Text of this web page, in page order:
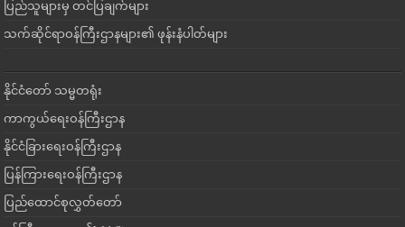
ပြည်သူများမှ တင်ပြချက်များ
သက်ဆိုင်ရာဝန်ကြီးဌာနများ၏ ဖုန်းနံပါတ်များ
နိုင်ငံတော် သမ္မတရုံး
ကာကွယ်ရေးဝန်ကြီးဌာန
နိုင်ငံခြားရေးဝန်ကြီးဌာန
ပြန်ကြားရေးဝန်ကြီးဌာန
ပြည်ထောင်စုလွှတ်တော်